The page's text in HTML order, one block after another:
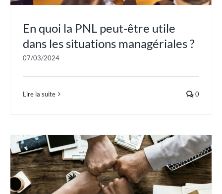
En quoi la PNL peut-être utile
dans les situations managériales ?
07/03/2024
Lire la suite 0